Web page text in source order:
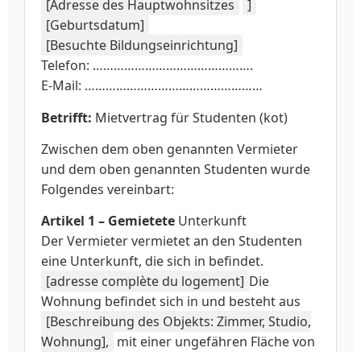
[Adresse des Hauptwohnsitzes
]
[Geburtsdatum]
[Besuchte Bildungseinrichtung]
Telefon: ……………………………………….
E-Mail: ……………………………………………
Betrifft: Mietvertrag für Studenten (kot)
Zwischen dem oben genannten Vermieter
und dem oben genannten Studenten wurde
Folgendes vereinbart:
Artikel 1 – Gemietete Unterkunft
Der Vermieter vermietet an den Studenten
eine Unterkunft, die sich in befindet.
[adresse complète du logement] Die
Wohnung befindet sich in und besteht aus
[Beschreibung des Objekts: Zimmer, Studio,
Wohnung], mit einer ungefähren Fläche von